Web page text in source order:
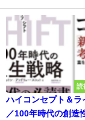
読
ハイコンセプト＆ラ
／100年時代の創造